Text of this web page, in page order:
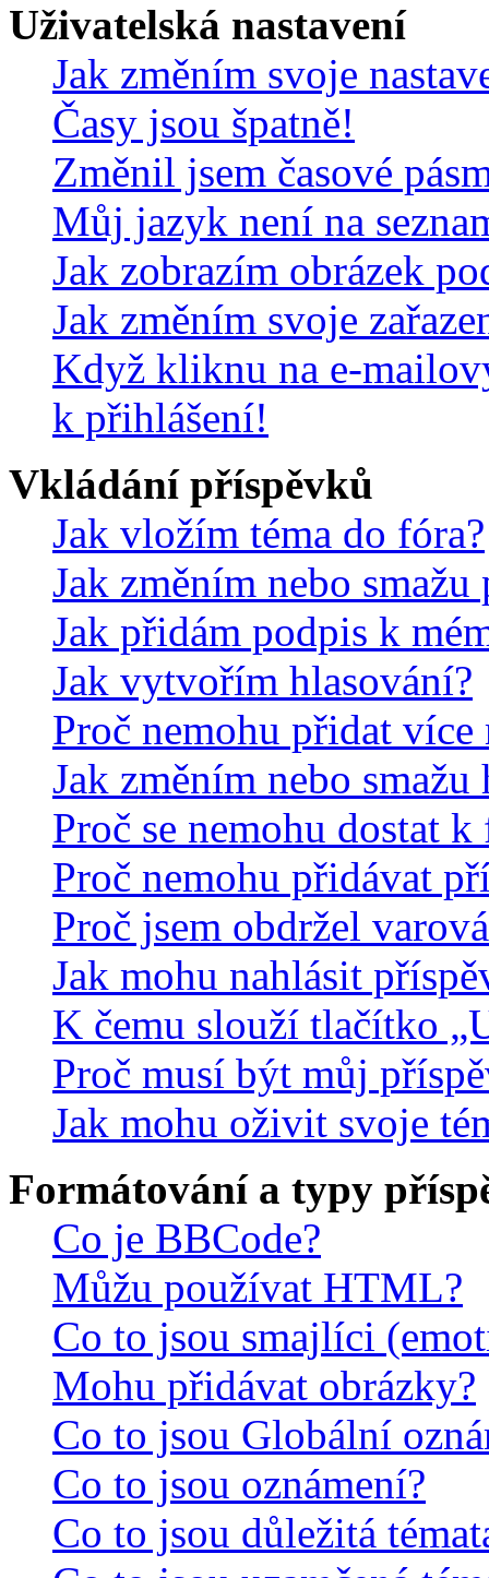
Uživatelská nastavení
Jak změním svoje
Časy jsou špatně!
Změnil jsem časové
Můj jazyk není na
Jak zobrazím obrázek
Jak změním svoje
Když kliknu na e-
k přihlášení!
Vkládání příspěvků
Jak vložím téma do fóra?
Jak změním nebo smažu
Jak přidám podpis k
Jak vytvořím hlasování?
Proč nemohu přidat
Jak změním nebo smažu
Proč se nemohu dostat k
Proč nemohu přidávat
Proč jsem obdržel
Jak mohu nahlásit
K čemu slouží tlačítko
Proč musí být můj
Jak mohu oživit svoje
Formátování a typy
Co je BBCode?
Můžu používat HTML?
Co to jsou smajlíci
Mohu přidávat obrázky?
Co to jsou Globální
Co to jsou oznámení?
Co to jsou důležitá